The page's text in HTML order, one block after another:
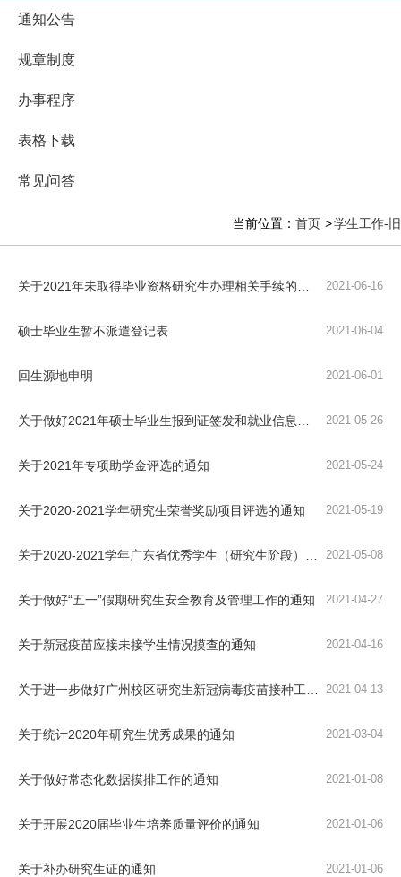
通知公告
规章制度
办事程序
表格下载
常见问答
当前位置： 首页 学生工作-旧
2021-06-16
硕士毕业生暂不派遣登记表 2021-06-04
回生源地申明 2021-06-01
2021-05-26
关于2021年专项助学金评选的通知 2021-05-24
关于2020-2021学年研究生荣誉奖励项目评选的通知 2021-05-19
2021-05-08
关于做好“五一”假期研究生安全教育及管理工作的通知 2021-04-27
关于新冠疫苗应接未接学生情况摸查的通知 2021-04-16
2021-04-13
关于统计2020年研究生优秀成果的通知 2021-03-04
关于做好常态化数据摸排工作的通知 2021-01-08
关于开展2020届毕业生培养质量评价的通知 2021-01-06
关于补办研究生证的通知 2021-01-06